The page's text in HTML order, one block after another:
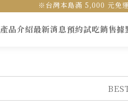
※台灣本島滿 5,000 元免
產品介紹最新消息預約試吃銷售據